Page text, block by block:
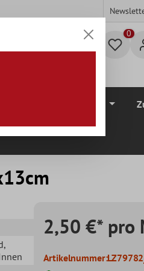
,
2,50 €* pro
Artikelnummer: